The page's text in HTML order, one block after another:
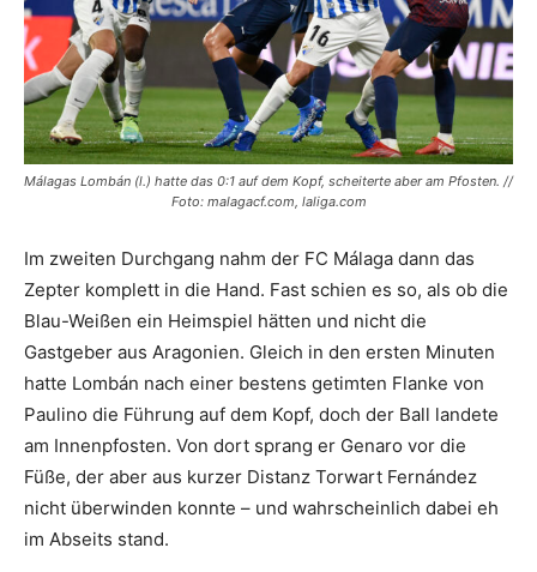
Málagas Lombán (l.) hatte das 0:1 auf dem Kopf, scheiterte aber am Pfosten. //
Foto: malagacf.com, laliga.com
Im zweiten Durchgang nahm der FC Málaga dann das
Zepter komplett in die Hand. Fast schien es so, als ob die
Blau-Weißen ein Heimspiel hätten und nicht die
Gastgeber aus Aragonien. Gleich in den ersten Minuten
hatte Lombán nach einer bestens getimten Flanke von
Paulino die Führung auf dem Kopf, doch der Ball landete
am Innenpfosten. Von dort sprang er Genaro vor die
Füße, der aber aus kurzer Distanz Torwart Fernández
nicht überwinden konnte – und wahrscheinlich dabei eh
im Abseits stand.